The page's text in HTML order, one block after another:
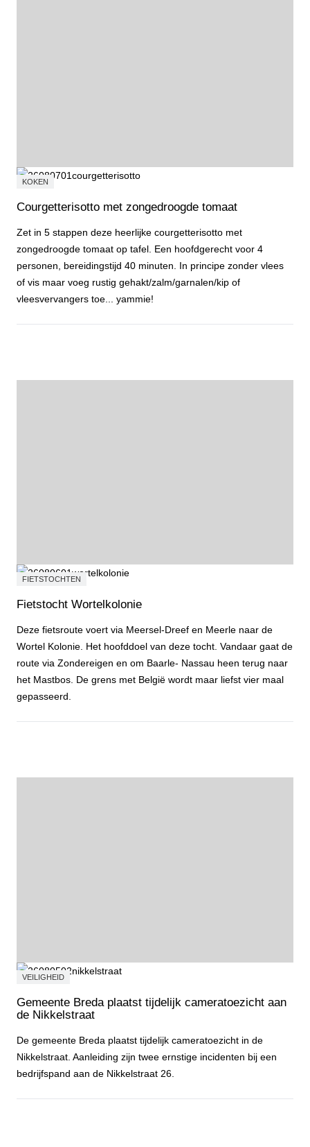
KOKEN
Courgetterisotto met zongedroogde tomaat
Zet in 5 stappen deze heerlijke courgetterisotto met
zongedroogde tomaat op tafel. Een hoofdgerecht voor 4
personen, bereidingstijd 40 minuten. In principe zonder vlees
of vis maar voeg rustig gehakt/zalm/garnalen/kip of
vleesvervangers toe... yammie!
FIETSTOCHTEN
Fietstocht Wortelkolonie
Deze fietsroute voert via Meersel-Dreef en Meerle naar de
Wortel Kolonie. Het hoofddoel van deze tocht. Vandaar gaat de
route via Zondereigen en om Baarle- Nassau heen terug naar
het Mastbos. De grens met België wordt maar liefst vier maal
gepasseerd.
VEILIGHEID
Gemeente Breda plaatst tijdelijk cameratoezicht aan
de Nikkelstraat
De gemeente Breda plaatst tijdelijk cameratoezicht in de
Nikkelstraat. Aanleiding zijn twee ernstige incidenten bij een
bedrijfspand aan de Nikkelstraat 26.